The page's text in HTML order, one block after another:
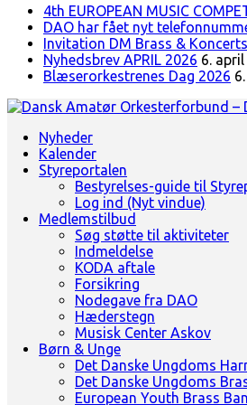
4th EUROPEAN MUSIC
DAO har fået nyt
Invitation DM Brass &
Nyhedsbrev APRIL 2026 6.
Blæserorkestrenes Dag 2026
Dansk Amatør
Landsorganisation for
Nyheder
Kalender
Styreportalen
Bestyrelses-guide til
Log ind (Nyt vindue)
Medlemstilbud
Søg støtte til aktiviteter
Indmeldelse
KODA aftale
Forsikring
Nodegave fra DAO
Hæderstegn
Musisk Center Askov
Børn & Unge
Det Danske Ungdoms
Det Danske Ungdoms
European Youth Brass